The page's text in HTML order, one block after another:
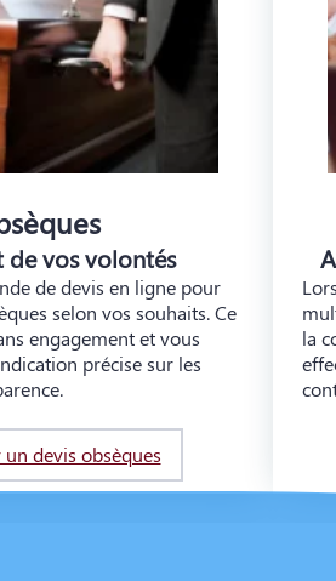
de vos volontés
de devis en ligne pour
selon vos souhaits. Ce
engagement et vous
précise sur les
devis obsèques
la